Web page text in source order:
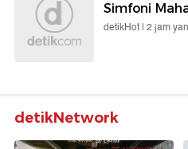
Simfoni
detikHot | 2 jam
detikNetwork